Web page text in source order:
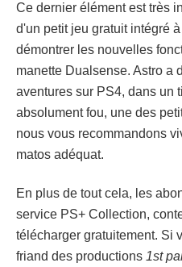
Ce dernier élément est très
d'un petit jeu gratuit intégré
démontrer les nouvelles
manette Dualsense. Astro a
aventures sur PS4, dans un
absolument fou, une des
nous vous recommandons
matos adéquat.
En plus de tout cela, les
service PS+ Collection,
télécharger gratuitement. Si
friand des productions 1st